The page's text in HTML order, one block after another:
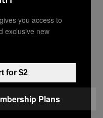
entretenaient des
l’Holocauste
camps, ou
exterminée), il n’y
Ils éprouvaient un
récits
libidinale.
you access to
exclusive new
for $2
Plans